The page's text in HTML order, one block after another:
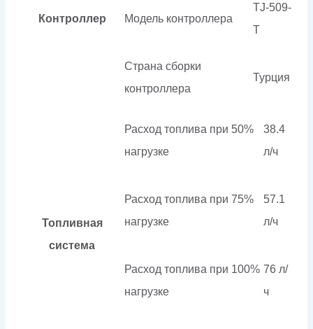
Контроллер Модель контроллера
TJ-509-
T
Страна сборки
контроллера
Турция
Топливная
система
Расход топлива при 50%
нагрузке
38.4
л/ч
Расход топлива при 75%
нагрузке
57.1
л/ч
Расход топлива при 100%
нагрузке
76 л/
ч